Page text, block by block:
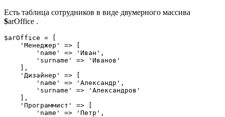
Есть таблица сотрудников в виде двумерного массива
$arOffice .
$arOffice = [